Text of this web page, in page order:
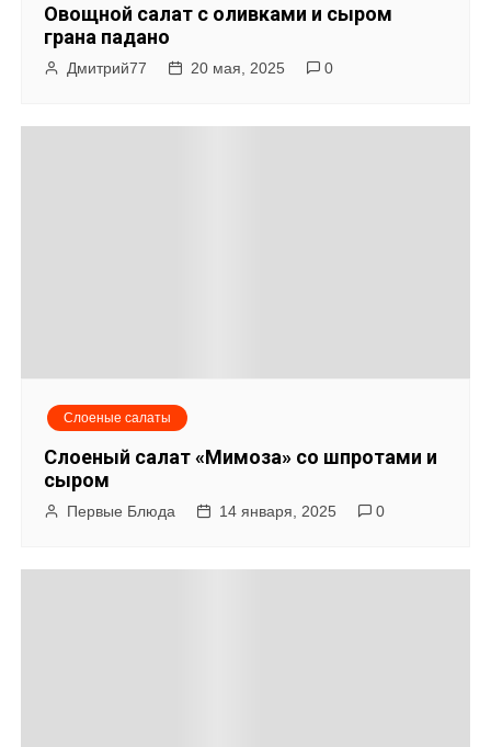
Овощной салат с оливками и сыром
грана падано
Дмитрий77 20 мая, 2025 0
Слоеные салаты
Слоеный салат «Мимоза» со шпротами и
сыром
Первые Блюда 14 января, 2025 0